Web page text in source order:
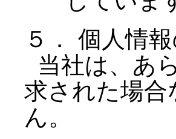
５． 個人情
当社は、あ
求された場合
ん。